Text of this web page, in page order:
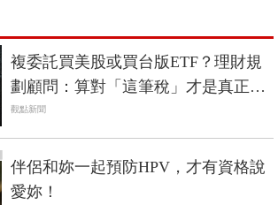
複委託買美股或買台版ETF？理財規
劃顧問：算對「這筆稅」才是真正報
酬
觀點新聞
伴侶和妳一起預防HPV，才有資格說
愛妳！